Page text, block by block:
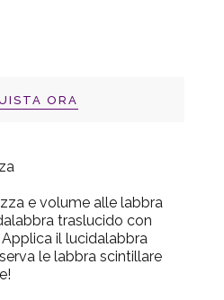
ORA
e volume alle labbra
traslucido con
il lucidalabbra
le labbra scintillare